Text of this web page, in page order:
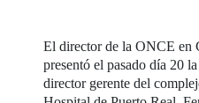
El director de la ONCE en
presentó el pasado día 20
director gerente del